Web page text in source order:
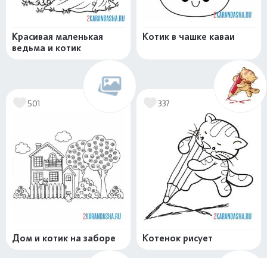
Красивая маленькая
ведьма и котик
Котик в чашке каваи
501
Дом и котик на заборе
337
Котенок рисует